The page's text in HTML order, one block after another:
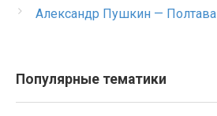
Александр Пушкин — Полтава
Популярные тематики